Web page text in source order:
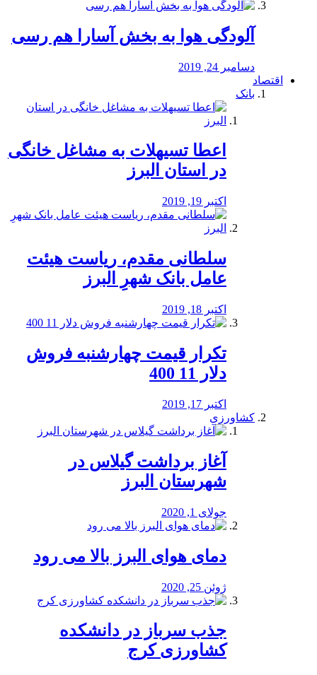
آلودگی هوا به بخش آسارا هم رسی
دسامبر 24, 2019
اقتصاد
بانک
️اعطا تسیهلات به مشاغل خانگی
در استان البرز
اکتبر 19, 2019
سلطانی مقدم، ریاست هیئت
عامل بانک شهرِ البرز
اکتبر 18, 2019
تکرار قیمت چهارشنبه فروش
دلار 11 400
اکتبر 17, 2019
کشاورزی
آغاز برداشت گیلاس در
شهرستان البرز
جولای 1, 2020
دمای هوای البرز بالا می رود
ژوئن 25, 2020
جذب سرباز در دانشکده
کشاورزی کرج